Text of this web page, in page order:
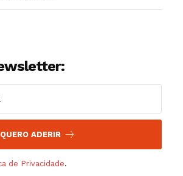
QUERO ADERIR
de Privacidade.